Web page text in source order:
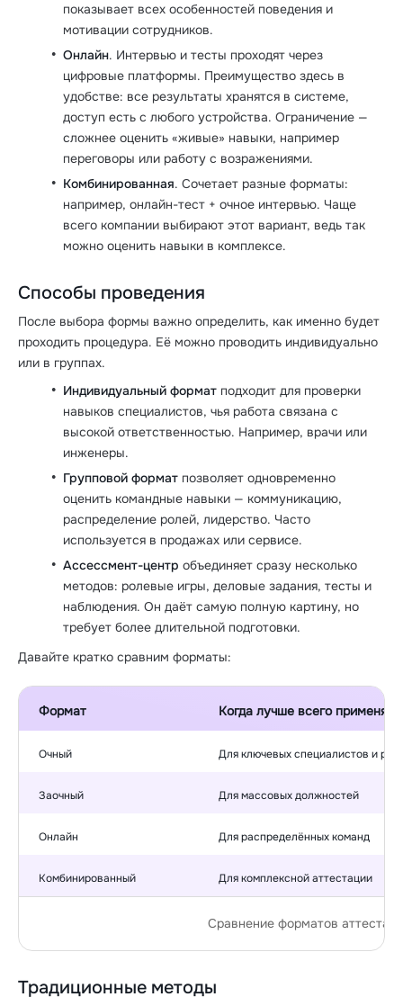
показывает всех особенностей поведения и
мотивации сотрудников.
Онлайн. Интервью и тесты проходят через
цифровые платформы. Преимущество здесь в
удобстве: все результаты хранятся в системе,
доступ есть с любого устройства. Ограничение —
сложнее оценить «живые» навыки, например
переговоры или работу с возражениями.
Комбинированная. Сочетает разные форматы:
например, онлайн-тест + очное интервью. Чаще
всего компании выбирают этот вариант, ведь так
можно оценить навыки в комплексе.
Способы проведения
После выбора формы важно определить, как именно будет
проходить процедура. Её можно проводить индивидуально
или в группах.
Индивидуальный формат подходит для проверки
навыков специалистов, чья работа связана с
высокой ответственностью. Например, врачи или
инженеры.
Групповой формат позволяет одновременно
оценить командные навыки — коммуникацию,
распределение ролей, лидерство. Часто
используется в продажах или сервисе.
Ассессмент-центр объединяет сразу несколько
методов: ролевые игры, деловые задания, тесты и
наблюдения. Он даёт самую полную картину, но
требует более длительной подготовки.
Давайте кратко сравним форматы:
Сравнение форматов
Формат Когда лучше всего применять
Очный Для ключевых специалистов и
Заочный Для массовых должностей
Онлайн Для распределённых команд
Комбинированный Для комплексной аттестации
Традиционные методы